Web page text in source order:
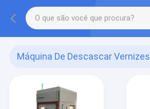
Máquina De Descascar Vernizes